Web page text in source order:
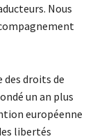
Nous
des droits de
un an plus
européenne
libertés